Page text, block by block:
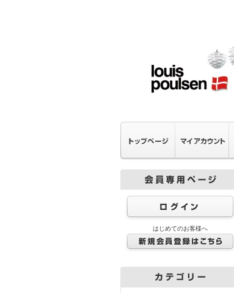
はじめてのお客様へ